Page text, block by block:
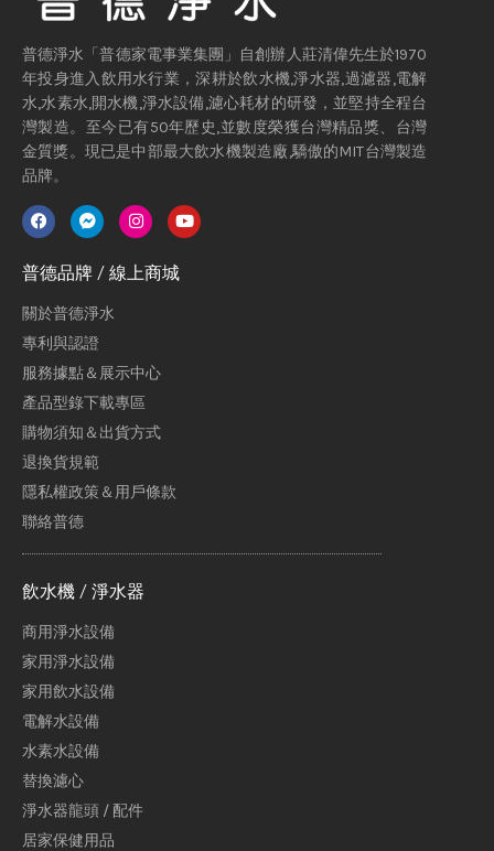
普德淨水「普德家電事業集團」自創辦人莊清偉先生於1970
年投身進入飲用水行業，深耕於飲水機,淨水器,過濾器,電解
水,水素水,開水機,淨水設備,濾心耗材的研發，並堅持全程台
灣製造。至今已有50年歷史,並數度榮獲台灣精品獎、台灣
金質獎。現已是中部最大飲水機製造廠,驕傲的MIT台灣製造
品牌。
普德品牌 / 線上商城
關於普德淨水
專利與認證
服務據點＆展示中心
產品型錄下載專區
購物須知＆出貨方式
退換貨規範
隱私權政策＆用戶條款
聯絡普德
飲水機 / 淨水器
商用淨水設備
家用淨水設備
家用飲水設備
電解水設備
水素水設備
替換濾心
淨水器龍頭 / 配件
居家保健用品